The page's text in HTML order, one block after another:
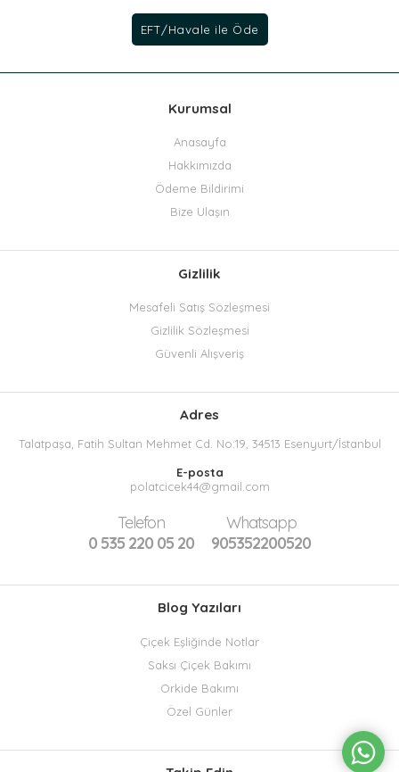
Kurumsal
Anasayfa
Hakkımızda
Ödeme Bildirimi
Bize Ulaşın
Gizlilik
Mesafeli Satış Sözleşmesi
Gizlilik Sözleşmesi
Güvenli Alışveriş
Adres
Talatpaşa, Fatih Sultan Mehmet Cd. No:19, 34513 Esenyurt/İstanbul
E-posta
polatcicek44@gmail.com
Telefon
0 535 220 05 20
Whatsapp
905352200520
Blog Yazıları
Çiçek Eşliğinde Notlar
Saksı Çiçek Bakımı
Orkide Bakımı
Özel Günler